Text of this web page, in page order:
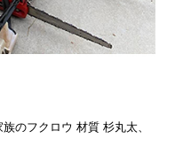
のフクロウ 材質 杉丸太、